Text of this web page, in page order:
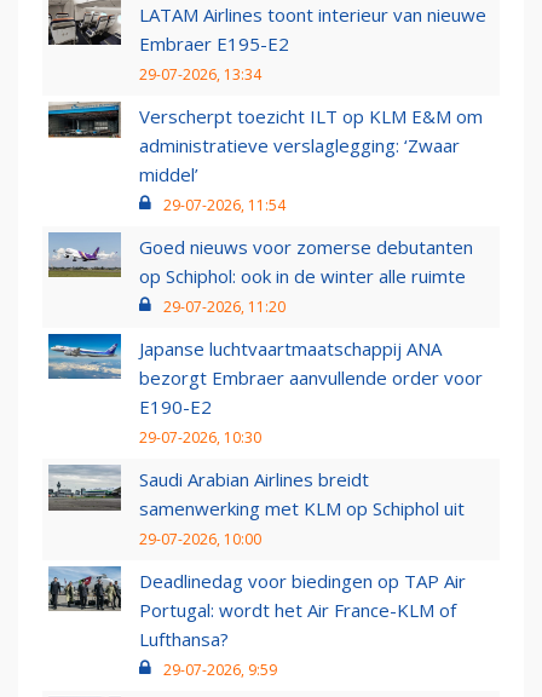
LATAM Airlines toont interieur van nieuwe
Embraer E195-E2
29-07-2026, 13:34
Verscherpt toezicht ILT op KLM E&M om
administratieve verslaglegging: ‘Zwaar
middel’
29-07-2026, 11:54
Goed nieuws voor zomerse debutanten
op Schiphol: ook in de winter alle ruimte
29-07-2026, 11:20
Japanse luchtvaartmaatschappij ANA
bezorgt Embraer aanvullende order voor
E190-E2
29-07-2026, 10:30
Saudi Arabian Airlines breidt
samenwerking met KLM op Schiphol uit
29-07-2026, 10:00
Deadlinedag voor biedingen op TAP Air
Portugal: wordt het Air France-KLM of
Lufthansa?
29-07-2026, 9:59